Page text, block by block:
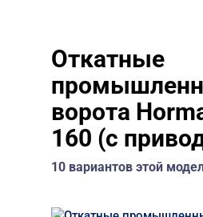
Откатные
ворота
160 (с
10 вариантов этой